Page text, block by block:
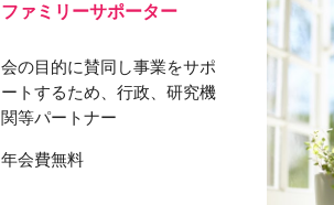
ファミリーサポーター
会の目的に賛同し事業をサポ
ートするため、行政、研究機
関等パートナー
年会費無料